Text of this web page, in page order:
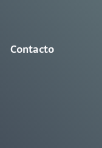
Contacto